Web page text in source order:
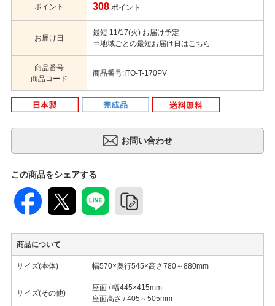
ポイント 308 ポイント
お届け日
最短 11/17(火) お届け予定
⇒地域ごとの最短お届け日はこちら
商品番号
商品コード
商品番号:ITO-T-170PV
この商品をシェアする
商品について
サイズ(本体) 幅570×奥行545×高さ780～880mm
サイズ(その他)
座面 / 幅445×415mm
座面高さ / 405～505mm